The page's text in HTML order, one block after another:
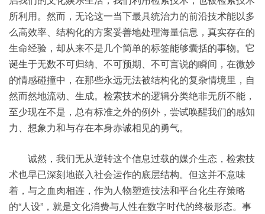
所利用。然而，无论这一当下最具统治力的前沿技术能以多
么高效率、结构化的方案妥善地处理海量信息，真实存在的
生命经验，却从来不是几个简单的标签能够囊括的事物。它
诞生于无数不可归纳、不可预期、不可言说的瞬间，在微妙
的情感碰撞中，在那些永远无法被结构化的复杂情境里，自
然而然地流动、生成。检索技术的逻辑分类绝非无所不能，
至少现在不是，总有标准之外的例外，尝试唤醒我们的感知
力、想象力和与存在本身赤诚相见的勇气。
诚然，我们无从逆转这个信息过载的媒介生态，检索技
术也早已深刻地嵌入社会运作的底层结构。但这并不意味
着，与之血肉相连，作为人物塑造技法和平台化生存策略
的“人设”，就是文化消费与人性在数字时代的终极形态。事